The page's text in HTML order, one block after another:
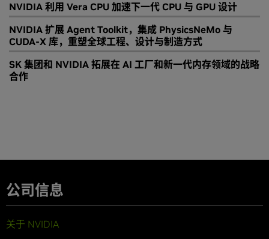
NVIDIA 利用 Vera CPU 加速下一代 CPU 与 GPU 设计
NVIDIA 扩展 Agent Toolkit，集成 PhysicsNeMo 与
CUDA-X 库，重塑全球工程、设计与制造方式
SK 集团和 NVIDIA 拓展在 AI 工厂和新一代内存领域的战略
合作
公司信息
关于 NVIDIA